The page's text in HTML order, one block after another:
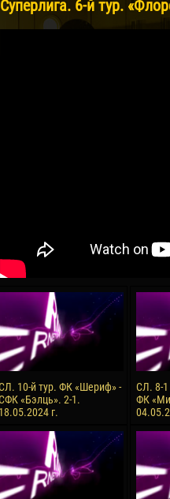
January
Moreo KLAS
February
COSTIN
March
COZMA
March
AFETSE
Moreno ASPRILLA
March
KONÉ
04
13
15
24
10
Суперлига. 6-й тур.
10-й тур. ФК «Шериф» -
«Бэлць». 2-1.
18.05.2024 г.
СЛ. 8-
ФК